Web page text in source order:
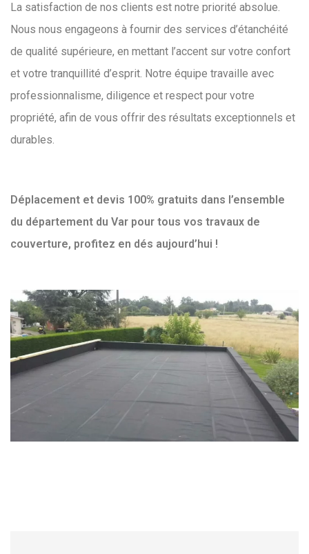
La satisfaction de nos clients est notre priorité absolue.
Nous nous engageons à fournir des services d’étanchéité
de qualité supérieure, en mettant l’accent sur votre confort
et votre tranquillité d’esprit. Notre équipe travaille avec
professionnalisme, diligence et respect pour votre
propriété, afin de vous offrir des résultats exceptionnels et
durables.
Déplacement et devis 100% gratuits dans l’ensemble
du département du Var pour tous vos travaux de
couverture, profitez en dés aujourd’hui !